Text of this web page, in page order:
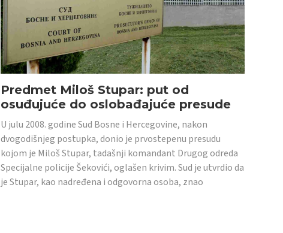
Predmet Miloš Stupar: put od
osuđujuće do oslobađajuće presude
U julu 2008. godine Sud Bosne i Hercegovine, nakon
dvogodišnjeg postupka, donio je prvostepenu presudu
kojom je Miloš Stupar, tadašnji komandant Drugog odreda
Specijalne policije Šekovići, oglašen krivim. Sud je utvrdio da
je Stupar, kao nadređena i odgovorna osoba, znao